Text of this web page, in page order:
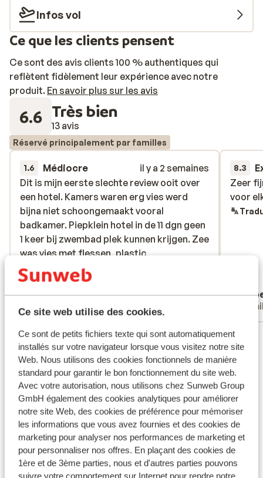
Ce site web utilise des cookies.
Ce sont de petits fichiers texte qui sont automatiquement
installés sur votre navigateur lorsque vous visitez notre site
Web. Nous utilisons des cookies fonctionnels de manière
standard pour garantir le bon fonctionnement du site web.
Avec votre autorisation, nous utilisons chez Sunweb Group
GmbH également des cookies analytiques pour améliorer
notre site Web, des cookies de préférence pour mémoriser
les informations que vous avez fournies et des cookies de
marketing pour analyser nos performances de marketing et
pour personnaliser nos offres. En plaçant des cookies de
1ère et de 3ème parties, nous et d'autres parties pouvons
Infos vol
Ce que les clients pensent
Ce sont des avis clients 100 % authentiques qui
reflètent fidèlement leur expérience avec notre
produit. En savoir plus sur les avis
6.6 Très bien
13 avis
Réservé principalement par familles
1.6 Médiocre
il y a 2 semaines
Dit is mijn eerste slechte review ooit over
een hotel. Kamers waren erg vies werd
bijna niet schoongemaakt vooral
badkamer. Piepklein hotel in de 11 dgn geen
1 keer bij zwembad plek kunnen krijgen. Zee
was vies met flessen, plastic
zakken,sigarettenpeuk. Animatie was
doodsaai. Er waren wel veel winkels in
buurt dat was wel fijn.
Dit is mijn eerste slechte review ooit over
een hotel. Kamers waren erg vies werd
bijna niet schoongemaakt vooral
badkamer. Piepklein hotel in de 11 dgn geen
1 keer bij zwembad plek kunnen krijgen. Zee
was vies met flessen, plastic
zakken,sigarettenpeuk....
Traduire en français (FR)
Anonyme
Familles
8.3
Zeer
voor
Zeer
voor
Voir tous les 13 avis
Emplacement
Afficher sur la carte